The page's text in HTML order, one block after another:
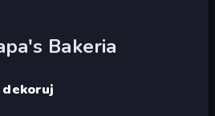
Bakeria
dekoruj